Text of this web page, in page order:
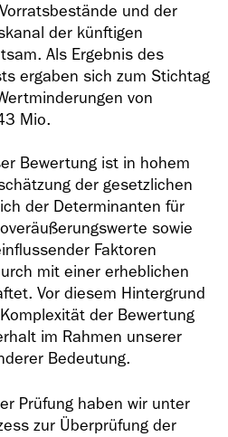
und der
der künftigen
Als Ergebnis des
ergaben sich zum Stichtag
von
Mio.
Bewertung ist in hohem
der gesetzlichen
der Determinanten für
sowie
Faktoren
mit einer erheblichen
Vor diesem Hintergrund
der Bewertung
im Rahmen unserer
Bedeutung.
Prüfung haben wir unter
zur Überprüfung der